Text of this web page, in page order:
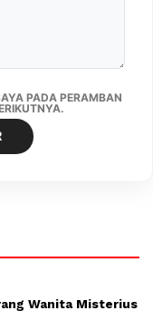
PADA PERAMBAN
Wanita Misterius